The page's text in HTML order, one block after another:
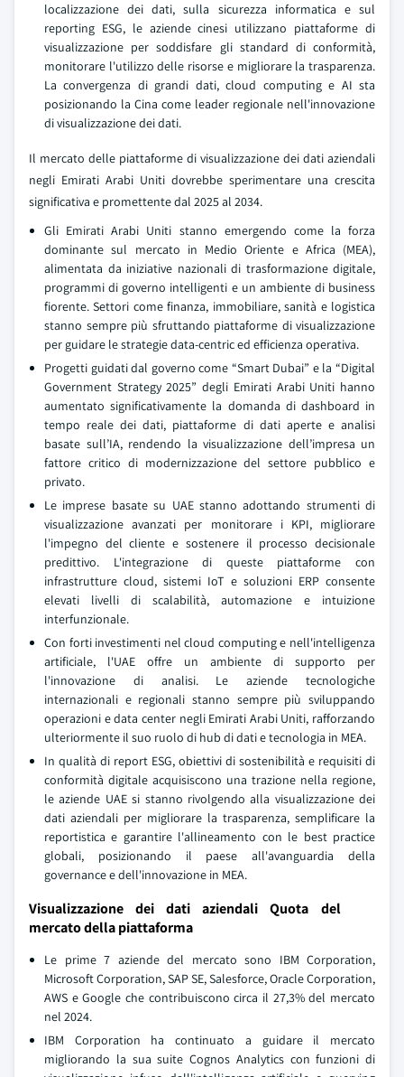
localizzazione dei dati, sulla sicurezza informatica e sul
reporting ESG, le aziende cinesi utilizzano piattaforme di
visualizzazione per soddisfare gli standard di conformità,
monitorare l'utilizzo delle risorse e migliorare la trasparenza.
La convergenza di grandi dati, cloud computing e AI sta
posizionando la Cina come leader regionale nell'innovazione
di visualizzazione dei dati.
Il mercato delle piattaforme di visualizzazione dei dati aziendali
negli Emirati Arabi Uniti dovrebbe sperimentare una crescita
significativa e promettente dal 2025 al 2034.
Gli Emirati Arabi Uniti stanno emergendo come la forza
dominante sul mercato in Medio Oriente e Africa (MEA),
alimentata da iniziative nazionali di trasformazione digitale,
programmi di governo intelligenti e un ambiente di business
fiorente. Settori come finanza, immobiliare, sanità e logistica
stanno sempre più sfruttando piattaforme di visualizzazione
per guidare le strategie data-centric ed efficienza operativa.
Progetti guidati dal governo come “Smart Dubai” e la “Digital
Government Strategy 2025” degli Emirati Arabi Uniti hanno
aumentato significativamente la domanda di dashboard in
tempo reale dei dati, piattaforme di dati aperte e analisi
basate sull’IA, rendendo la visualizzazione dell’impresa un
fattore critico di modernizzazione del settore pubblico e
privato.
Le imprese basate su UAE stanno adottando strumenti di
visualizzazione avanzati per monitorare i KPI, migliorare
l'impegno del cliente e sostenere il processo decisionale
predittivo. L'integrazione di queste piattaforme con
infrastrutture cloud, sistemi IoT e soluzioni ERP consente
elevati livelli di scalabilità, automazione e intuizione
interfunzionale.
Con forti investimenti nel cloud computing e nell'intelligenza
artificiale, l'UAE offre un ambiente di supporto per
l'innovazione di analisi. Le aziende tecnologiche
internazionali e regionali stanno sempre più sviluppando
operazioni e data center negli Emirati Arabi Uniti, rafforzando
ulteriormente il suo ruolo di hub di dati e tecnologia in MEA.
In qualità di report ESG, obiettivi di sostenibilità e requisiti di
conformità digitale acquisiscono una trazione nella regione,
le aziende UAE si stanno rivolgendo alla visualizzazione dei
dati aziendali per migliorare la trasparenza, semplificare la
reportistica e garantire l'allineamento con le best practice
globali, posizionando il paese all'avanguardia della
governance e dell'innovazione in MEA.
Visualizzazione dei dati aziendali Quota del
mercato della piattaforma
Le prime 7 aziende del mercato sono IBM Corporation,
Microsoft Corporation, SAP SE, Salesforce, Oracle Corporation,
AWS e Google che contribuiscono circa il 27,3% del mercato
nel 2024.
IBM Corporation ha continuato a guidare il mercato
migliorando la sua suite Cognos Analytics con funzioni di